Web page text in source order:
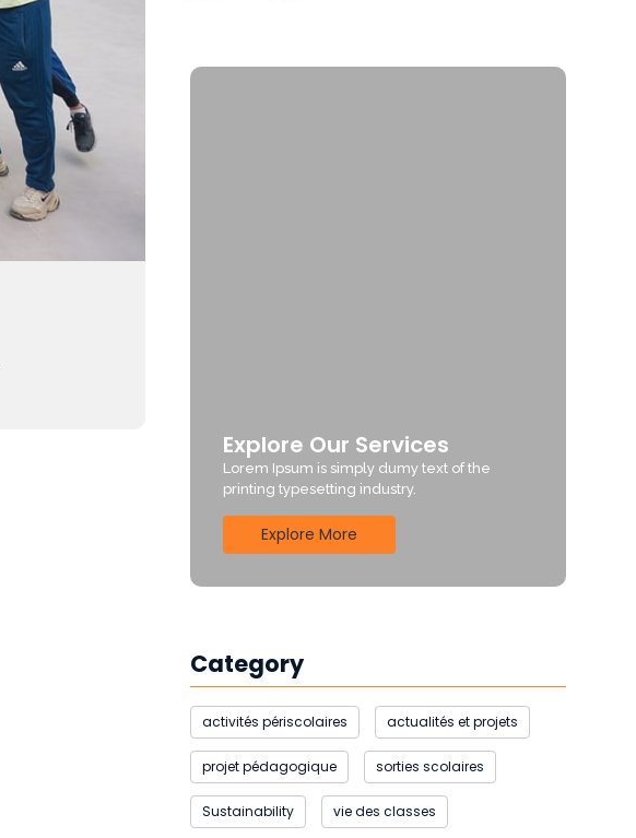
Explore Our Services
Lorem Ipsum is simply dumy text of the
printing typesetting industry.
Explore More
Category
activités périscolaires actualités et projets
projet pédagogique sorties scolaires
Sustainability vie des classes